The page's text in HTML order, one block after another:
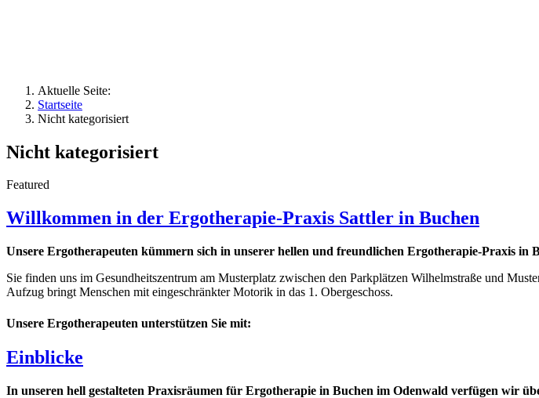
Aktuelle Seite:
Startseite
Nicht kategorisiert
Nicht kategorisiert
Featured
Willkommen in der Ergotherapie-Praxis Sattler in Buchen
Unsere Ergotherapeuten kümmern sich in unserer hellen und freundlichen Ergotherapie-Praxis in
Sie finden uns im Gesundheitszentrum am Musterplatz zwischen den Parkplätzen Wilhelmstraße und
Aufzug bringt Menschen mit eingeschränkter Motorik in das 1. Obergeschoss.
Unsere Ergotherapeuten unterstützen Sie mit:
Einblicke
In unseren hell gestalteten Praxisräumen für Ergotherapie in Buchen im Odenwald verfügen wir